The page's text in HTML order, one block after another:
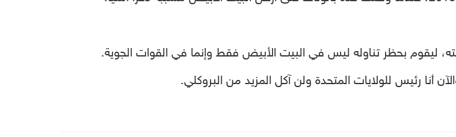
ليقوم بحظر تناوله ليس في البيت الأبيض فقط وإنما في القوات الجوية.
أنا رئيس للولايات المتحدة ولن آكل المزيد من البروكلي.